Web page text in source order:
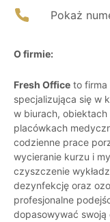
Pokaż
O firmie:
Fresh Office to firma
specjalizująca się w
w biurach,
placówkach
codzienne prace
wycieranie kurzu i
czyszczenie
dezynfekcję oraz
profesjonalne
dopasowywać